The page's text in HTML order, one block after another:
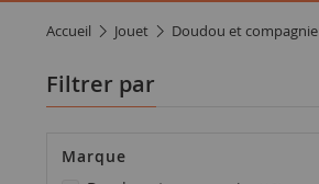
accueil jouet doudou et compagnie
Filtrer par
Marque